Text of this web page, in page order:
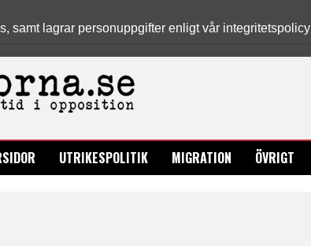
samt lagrar personuppgifter enligt vår integritetspolicy
UTRIKESPOLITIK MIGRATION ÖVRIGT